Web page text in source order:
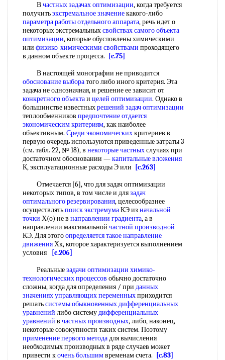
Вчастных задачах оптимизации, когда требуется
получитьэкстремальное значениекакого-либо
параметра работыотдельного аппарата, речь идет о
некоторых экстремальныхсвойствах самогообъекта
оптимизации, которые обусловлены химическими
или физико-химическими свойствами проходящего
в данном объекте процесса.
[c.75]
В настоящей монографии не приводится
обоснование выборатого либо иного критерия. Эта
задача не однозначная, и решение ее зависит от
конкретного объектаи целей оптимизации. Однако в
большинстве известныхрешений задач оптимизации
теплообменников предпочтение отдается
экономическим критериям, как наиболее
объективным. Среди экономическихкритериев в
первую очередь используются приведенные затраты 3
(см. табл. 22, № 18), в некоторые частныхслучаях при
достаточном обосновании —капитальные вложения
К, эксплуатационные расходы Э или
[c.263]
Отмечается [6], что для задач оптимизации
некоторых типов, в том числе и длязадач
оптимального резервирования, целесообразнее
осуществлятьпоиск экстремумаКЭ из начальной
точки Х(о) не в направлении градиента, а в
направлении максимальной частной производной
КЭ. Для этогоопределяется такоенаправление
движенияХк, которое характеризуется выполнением
условия
[c.206]
Реальныезадачи оптимизации химико-
технологических процессов обычно достаточно
сложны, когда для определения / при данных
значенияхуправляющих переменныхприходится
решатьсистемы обыкновенных дифференциальных
уравнений либо системудифференциальных
уравнений в частных производных, либо, наконец,
некоторые совокупности таких систем. Поэтому
применение первого методадля вычисления
необходимых производных в ряде случаев может
привести кочень большимвременам счета.
[c.83]